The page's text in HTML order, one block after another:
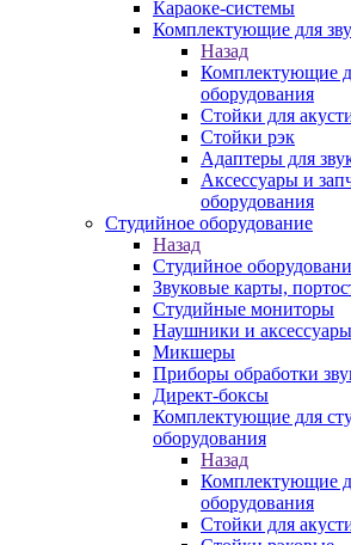
Караоке-системы
Комплектующие для
Назад
Комплектующие
оборудования
Стойки для
Стойки рэк
Адаптеры для
Аксессуары и
оборудования
Студийное оборудование
Назад
Студийное
Звуковые карты,
Студийные мониторы
Наушники и аксессуары
Микшеры
Приборы обработки
Директ-боксы
Комплектующие для
оборудования
Назад
Комплектующие
оборудования
Стойки для